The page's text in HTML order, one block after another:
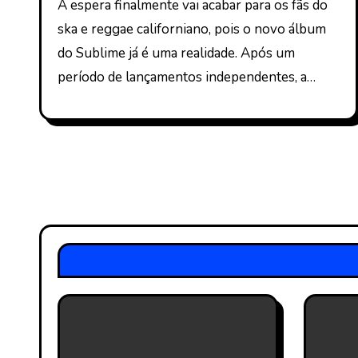
A espera finalmente vai acabar para os fãs do
ska e reggae californiano, pois o novo álbum
do Sublime já é uma realidade. Após um
período de lançamentos independentes, a…